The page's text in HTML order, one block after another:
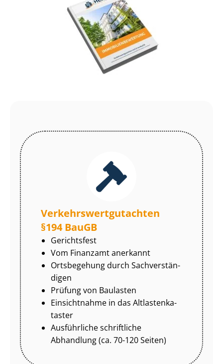
Ver­kehrs­wert­gut­ach­ten
§194 BauGB
Gerichtsfest
Vom Finanzamt anerkannt
Ortsbegehung durch Sach­ver­stän­
di­gen
Prüfung von Baulasten
Einsichtnahme in das Alt­las­ten­ka­
tas­ter
Ausführliche schriftliche
Abhandlung (ca. 70-120 Seiten)